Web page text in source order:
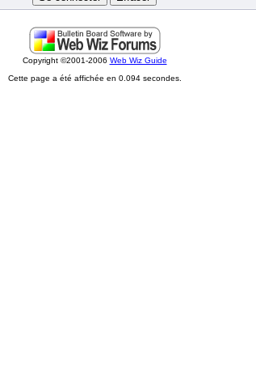
Copyright ©2001-2006 Web Wiz Guide
Cette page a été affichée en 0.094 secondes.